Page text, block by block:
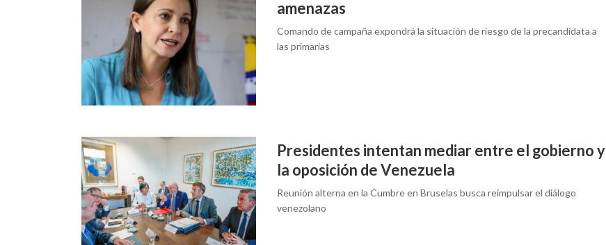
amenazas
Comando de campaña expondrá la situación de riesgo de la precandidata a
las primarias
Presidentes intentan mediar entre el gobierno y
la oposición de Venezuela
Reunión alterna en la Cumbre en Bruselas busca reimpulsar el diálogo
venezolano